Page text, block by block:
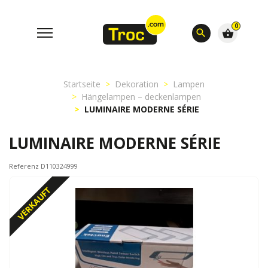
search
0
shopping_basket
Startseite Dekoration
Lampen
Hängelampen – deckenlampen
LUMINAIRE MODERNE SÉRIE
LUMINAIRE MODERNE SÉRIE
Referenz D110324999
VERKAUFT